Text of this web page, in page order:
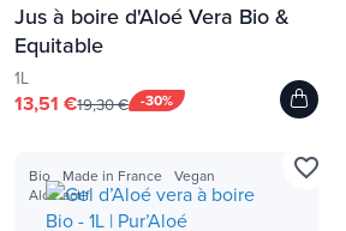
Jus à boire d'Aloé Vera Bio &
Equitable
1L
-30%
13,51 €19,30 €
Bio Made in France
Vegan
Aloe actif
favorite_border